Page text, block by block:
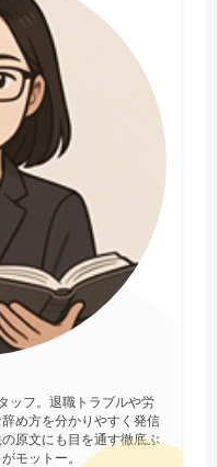
ッフ。退職トラブルや労
め方を分かりやすく発信
原文にも目を通す徹底ぶ
モットー。